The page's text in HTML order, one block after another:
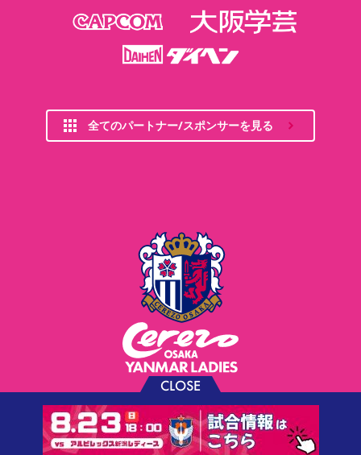
CLOSE
全てのパートナー/スポンサーを見る
お問い合わせプライバシーポリシー ソーシャルメディアポリシー